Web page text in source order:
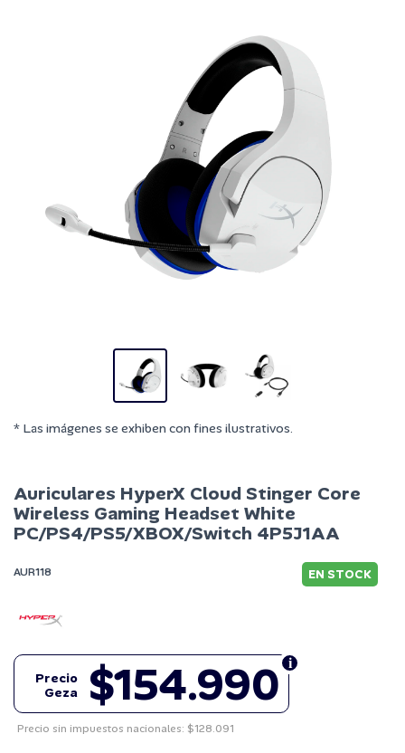
* Las imágenes se exhiben con fines ilustrativos.
Auriculares HyperX Cloud Stinger Core
Wireless Gaming Headset White
PC/PS4/PS5/XBOX/Switch 4P5J1AA
AUR118 EN STOCK
$154.990
Precio
Geza
Precio sin impuestos nacionales: $128.091